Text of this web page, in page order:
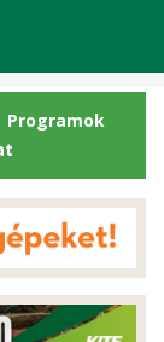
Programok